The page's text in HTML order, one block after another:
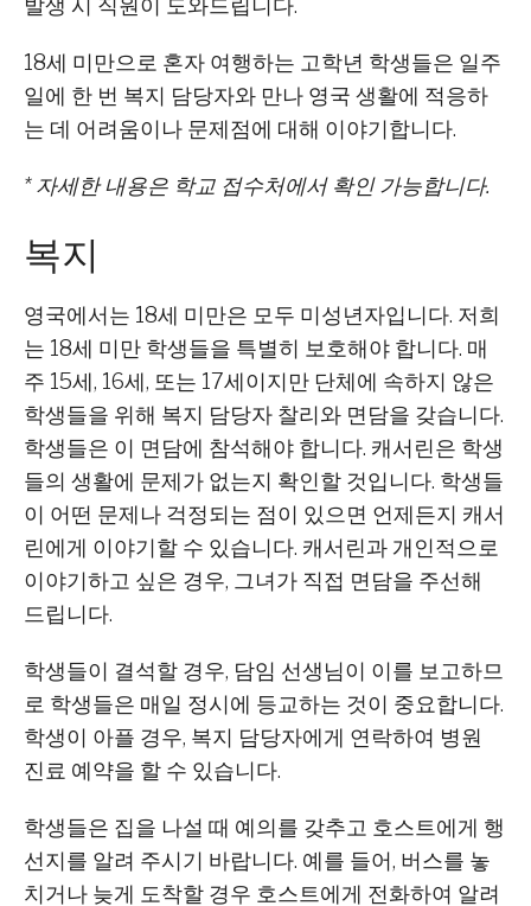
발생 시 직원이 도와드립니다.
18세 미만으로 혼자 여행하는 고학년 학생들은 일주
일에 한 번 복지 담당자와 만나 영국 생활에 적응하
는 데 어려움이나 문제점에 대해 이야기합니다.
* 자세한 내용은 학교 접수처에서 확인 가능합니다.
복지
영국에서는 18세 미만은 모두 미성년자입니다. 저희
는 18세 미만 학생들을 특별히 보호해야 합니다. 매
주 15세, 16세, 또는 17세이지만 단체에 속하지 않은
학생들을 위해 복지 담당자 찰리와 면담을 갖습니다.
학생들은 이 면담에 참석해야 합니다. 캐서린은 학생
들의 생활에 문제가 없는지 확인할 것입니다. 학생들
이 어떤 문제나 걱정되는 점이 있으면 언제든지 캐서
린에게 이야기할 수 있습니다. 캐서린과 개인적으로
이야기하고 싶은 경우, 그녀가 직접 면담을 주선해
드립니다.
학생들이 결석할 경우, 담임 선생님이 이를 보고하므
로 학생들은 매일 정시에 등교하는 것이 중요합니다.
학생이 아플 경우, 복지 담당자에게 연락하여 병원
진료 예약을 할 수 있습니다.
학생들은 집을 나설 때 예의를 갖추고 호스트에게 행
선지를 알려 주시기 바랍니다. 예를 들어, 버스를 놓
치거나 늦게 도착할 경우 호스트에게 전화하여 알려